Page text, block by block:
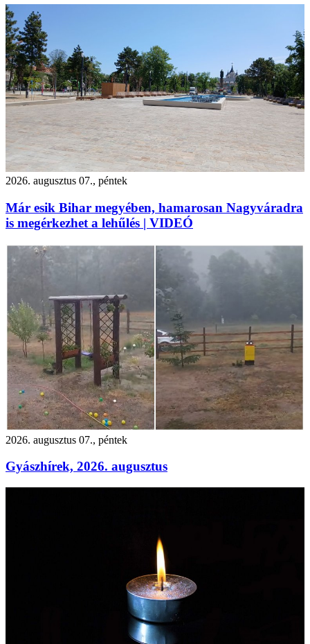
2026. augusztus 07., péntek
Már esik Bihar megyében, hamarosan Nagyváradra
is megérkezhet a lehűlés | VIDEÓ
2026. augusztus 07., péntek
Gyászhírek, 2026. augusztus